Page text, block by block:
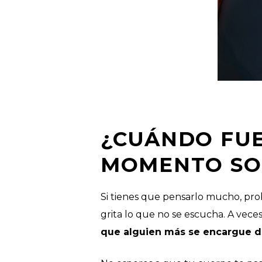
¿CUÁNDO
MOMENTO
Si tienes que pensarlo mucho,
grita lo que no se escucha. A
que alguien más se encargue